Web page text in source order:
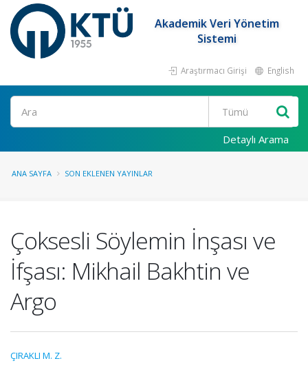
Akademik Veri Yönetim
Sistemi
Araştırmacı Girişi English
Ara
Detaylı Arama
ANA SAYFA SON EKLENEN YAYINLAR
Çoksesli Söylemin İnşası ve
İfşası: Mikhail Bakhtin ve
Argo
ÇIRAKLI M. Z.